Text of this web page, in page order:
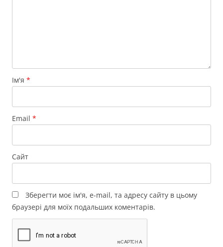
Ім'я *
Email *
Сайт
Зберегти моє ім'я, e-mail, та адресу сайту в цьому
браузері для моїх подальших коментарів.